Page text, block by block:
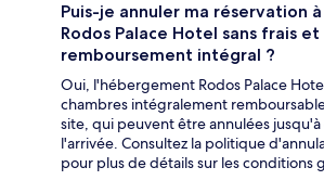
Puis-je annuler ma réservation
Rodos Palace Hotel sans frais
remboursement intégral ?
Oui, l'hébergement Rodos Palace
chambres intégralement
site, qui peuvent être annulées
l'arrivée. Consultez la politique
pour plus de détails sur les conditions